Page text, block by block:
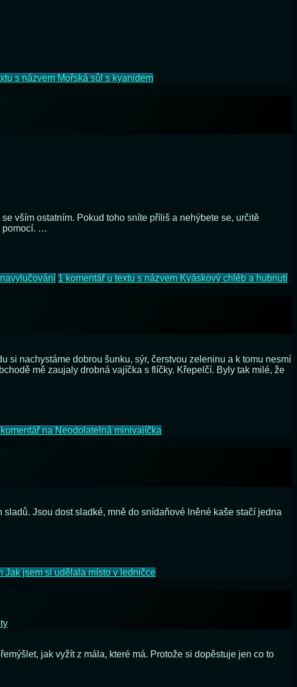
s názvem Mořská sůl s kyanidem
vším ostatním. Pokud toho sníte příliš a nehýbete se, určitě
pomocí. …
vylučování 1 komentářu textu s názvem Kváskový chléb a hubnutí
si nachystáme dobrou šunku, sýr, čerstvou zeleninu a k tomu nesmí
mě zaujaly drobná vajíčka s flíčky. Křepelčí. Byly tak milé, že
na Neodolatelná minivajíčka
Jsou dost sladké, mně do snídaňové lněné kaše stačí jedna
Jak jsem si udělala místo v ledničce
jak vyžít z mála, které má. Protože si dopěstuje jen co to